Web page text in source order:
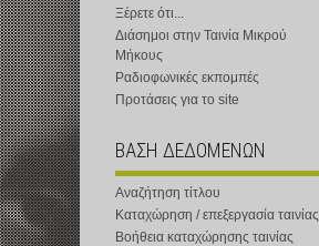
Ξέρετε ότι...
Διάσημοι στην Ταινία Μικρού
Μήκους
Ραδιοφωνικές εκπομπές
Προτάσεις για το site
ΒΑΣΗ ΔΕΔΟΜΕΝΩΝ
Αναζήτηση τίτλου
Καταχώρηση / επεξεργασία ταινίας
Βοήθεια καταχώρησης ταινίας